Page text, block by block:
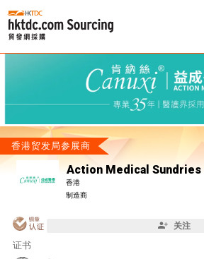
香港贸发局参展商
Action Medical Sundries
香港
制造商
关注
证书